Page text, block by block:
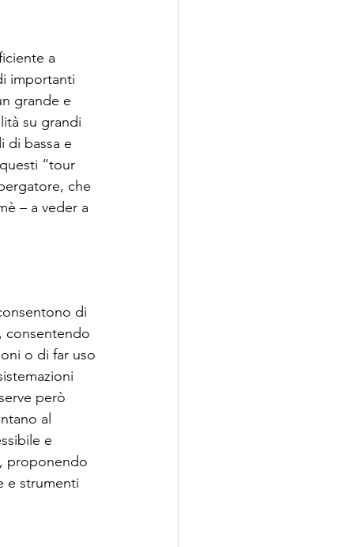
a
importanti
grande e
su grandi
di bassa e
“tour
che
– a veder a
di
consentendo
o di far uso
però
al
e
proponendo
e strumenti